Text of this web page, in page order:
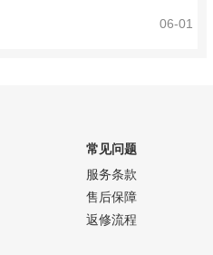
06-01
常见问题
服务条款
售后保障
返修流程